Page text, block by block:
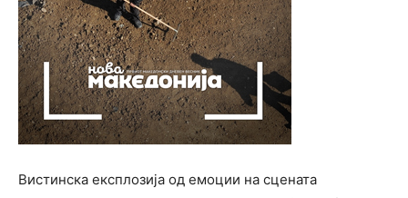
Вистинска експлозија од емоции на сцената